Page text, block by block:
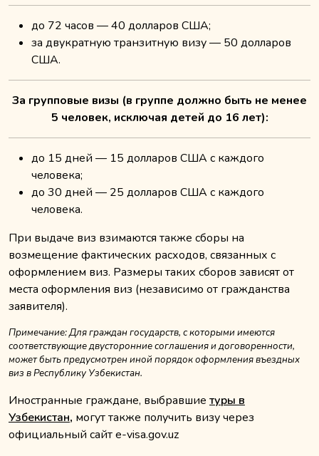
до 72 часов — 40 долларов США;
за двукратную транзитную визу — 50 долларов
США.
За групповые визы (в группе должно быть не менее
5 человек, исключая детей до 16 лет):
до 15 дней — 15 долларов США с каждого
человека;
до 30 дней — 25 долларов США с каждого
человека.
При выдаче виз взимаются также сборы на
возмещение фактических расходов, связанных с
оформлением виз. Размеры таких сборов зависят от
места оформления виз (независимо от гражданства
заявителя).
Примечание: Для граждан государств, с которыми имеются
соответствующие двусторонние соглашения и договоренности,
может быть предусмотрен иной порядок оформления въездных
виз в Республику Узбекистан.
Иностранные граждане, выбравшие туры в
Узбекистан, могут также получить визу через
официальный сайт e-visa.gov.uz